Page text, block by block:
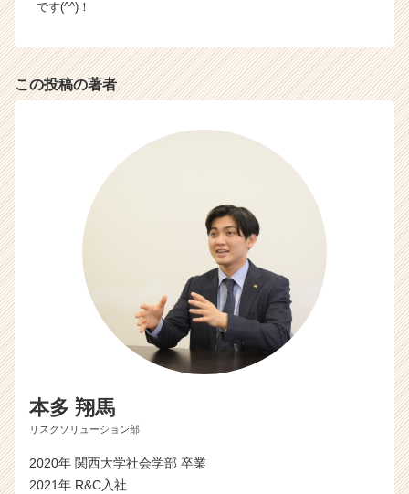
です(^^)！
この投稿の著者
本多 翔馬
リスクソリューション部
2020年 関西大学社会学部 卒業
2021年 R&C入社